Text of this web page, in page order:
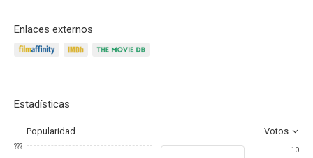
Enlaces externos
Estadísticas
Popularidad Votos
???
10